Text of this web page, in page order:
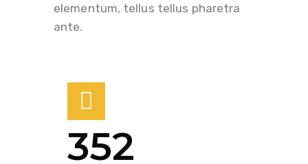
elementum, tellus tellus pharetra
ante.
352